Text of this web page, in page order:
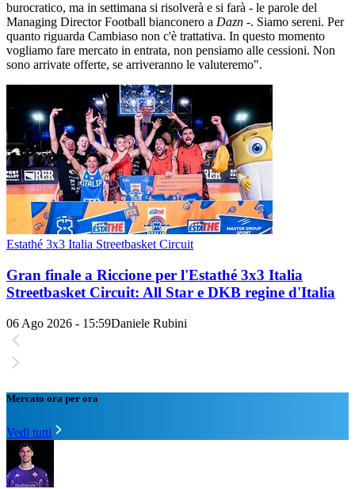
burocratico, ma in settimana si risolverà e si farà - le parole del
Managing Director Football bianconero a Dazn -. Siamo sereni. Per
quanto riguarda Cambiaso non c'è trattativa. In questo momento
vogliamo fare mercato in entrata, non pensiamo alle cessioni. Non
sono arrivate offerte, se arriveranno le valuteremo".
Estathé 3x3 Italia Streetbasket Circuit
Gran finale a Riccione per l'Estathé 3x3 Italia
Streetbasket Circuit: All Star e DKB regine d'Italia
06 Ago 2026 - 15:59Daniele Rubini
Mercato ora per ora
Vedi tutti